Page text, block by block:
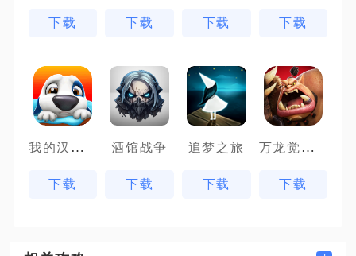
下载 下载 下载 下载
我的汉克狗
下载
酒馆战争
下载
追梦之旅
下载
万龙觉醒魔兽战场
下载